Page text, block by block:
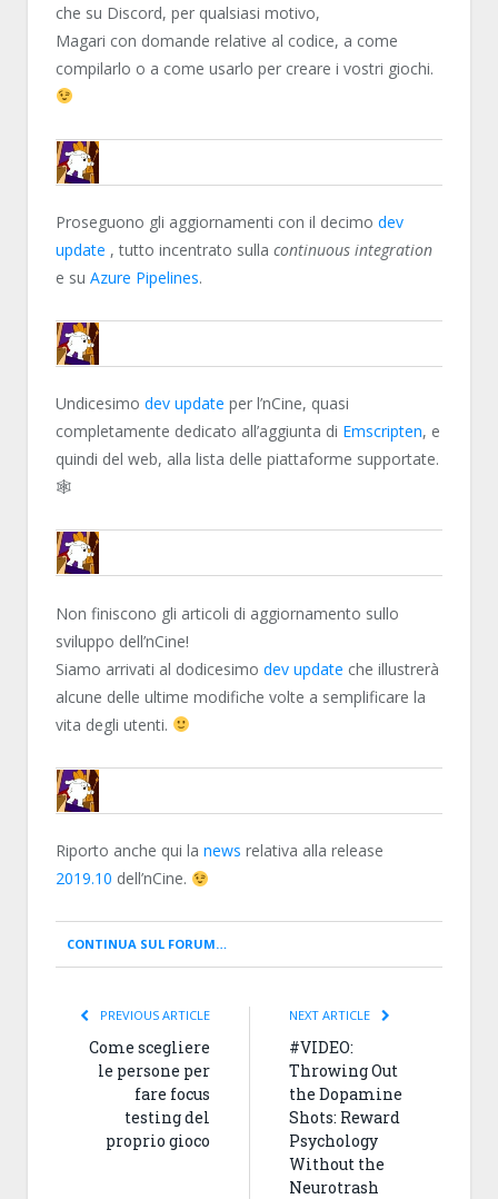
che su Discord, per qualsiasi motivo,
Magari con domande relative al codice, a come
compilarlo o a come usarlo per creare i vostri giochi.
ENCELO
Proseguono gli aggiornamenti con il decimo dev
update , tutto incentrato sulla continuous integration
e su Azure Pipelines.
ENCELO
Undicesimo dev update per l’nCine, quasi
completamente dedicato all’aggiunta di Emscripten, e
quindi del web, alla lista delle piattaforme supportate.
🕸
ENCELO
Non finiscono gli articoli di aggiornamento sullo
sviluppo dell’nCine!
Siamo arrivati al dodicesimo dev update che illustrerà
alcune delle ultime modifiche volte a semplificare la
vita degli utenti.
ENCELO
Riporto anche qui la news relativa alla release
2019.10 dell’nCine.
CONTINUA SUL FORUM…
PREVIOUS ARTICLE
Come scegliere
le persone per
fare focus
testing del
proprio gioco
NEXT ARTICLE
#VIDEO:
Throwing Out
the Dopamine
Shots: Reward
Psychology
Without the
Neurotrash